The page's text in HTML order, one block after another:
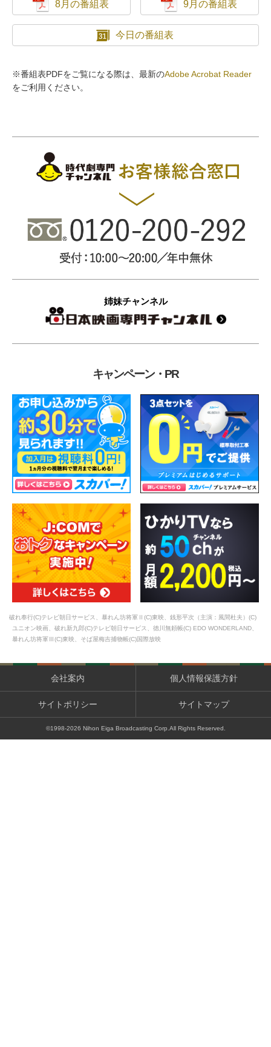
8月の番組表 9月の番組表
今日の番組表
※番組表PDFをご覧になる際は、最新のAdobe Acrobat Reader
をご利用ください。
姉妹チャンネル
キャンペーン・PR
破れ奉行(C)テレビ朝日サービス、暴れん坊将軍Ⅱ(C)東映、銭形平次（主演：風間杜夫）(C)
ユニオン映画、破れ新九郎(C)テレビ朝日サービス、徳川無頼帳(C) EDO WONDERLAND、
暴れん坊将軍Ⅲ(C)東映、そば屋梅吉捕物帳(C)国際放映
会社案内 個人情報保護方針
サイトポリシー サイトマップ
©1998-2026 Nihon Eiga Broadcasting Corp.All Rights Reserved.